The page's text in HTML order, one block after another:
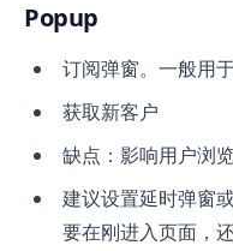
Popup
订阅弹窗。一般用
获取新客户
缺点：影响用户浏
建议设置延时弹窗
要在刚进入页面，